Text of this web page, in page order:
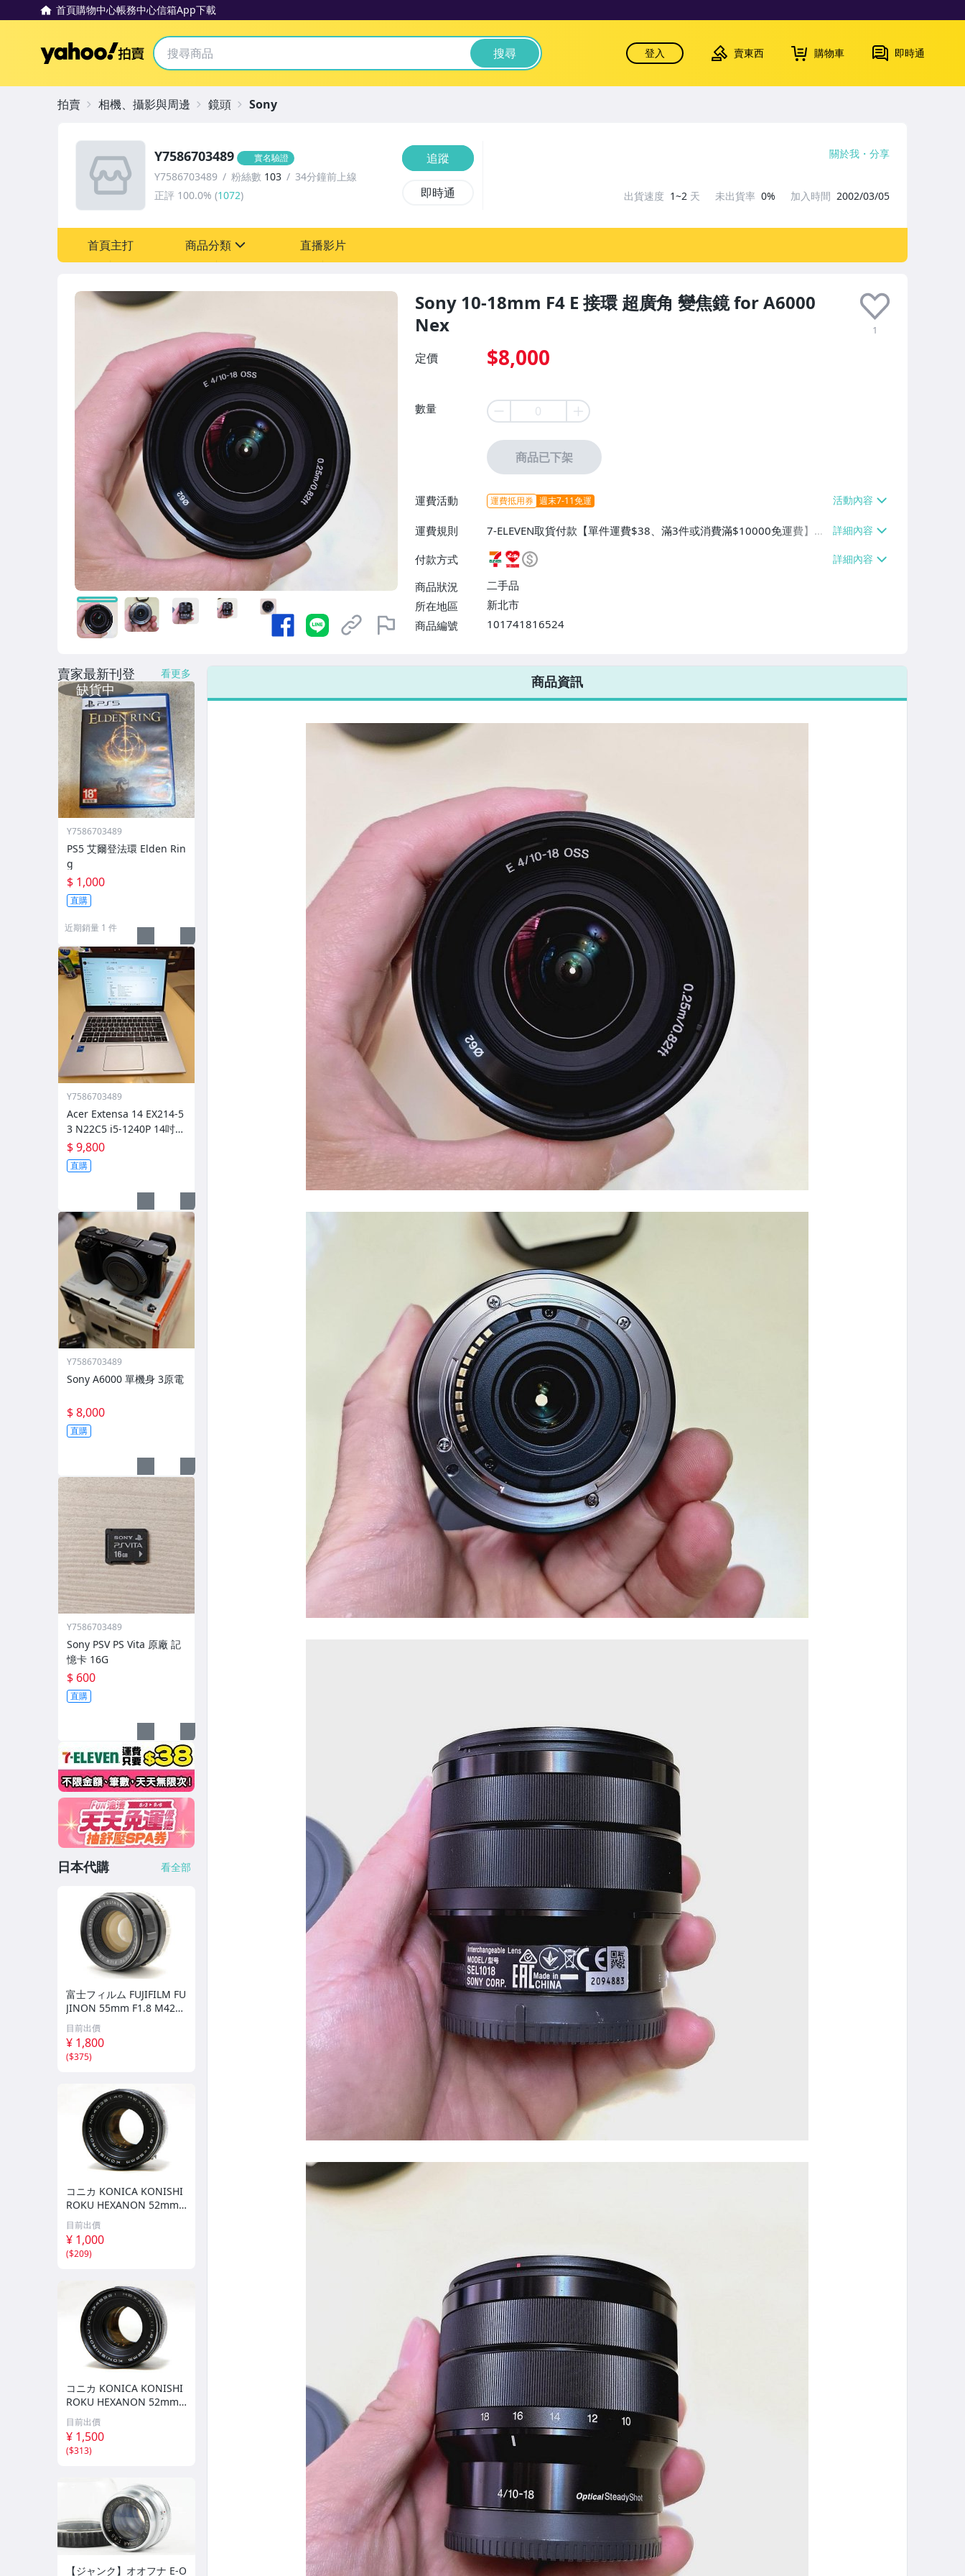
首頁購物中心帳務中心信箱App下載
Yahoo拍賣 搜尋 登入 賣東西 購物車 即時通
Sony 10-18mm F4 E 接環 超廣角 變焦鏡 for A6000
Nex
1
定價 $8,000
數量
商品已下架
運費活動 運費抵用券 週末7-11免運
運費規則
7-ELEVEN取貨付款【單件運費$38、滿3件或消費滿$10000免運費】、
萊爾富取貨付款【單件運費$60、滿3件或消費滿$20000免運費】、郵
局掛號【單件運費$60、滿3件或消費滿$20000免運費】
付款方式
商品狀況
二手品
所在地區
新北市
商品編號
101741816524
不限金額、筆數，筆筆優惠無限次！
Y7586703489 實名驗證
Y7586703489 粉絲數 103
34分鐘前上線
正評 100.0% (1072)
追蹤
即時通
關於我 分享
出貨速度 1~2 天 未出貨率 0% 加入時間 2002/03/05
首頁主打 商品分類
玩具、模型與公仔
男性精品與服飾
電腦、平板與周邊
相機、攝影與周邊
電玩遊戲與主機
運動、戶外與休閒
直播影片
拍賣 相機、攝影與周邊 鏡頭 Sony
商品資訊
賣家最新刊登 看更多
Y7586703489
PS5 艾爾登法環 Elden Rin
g
$ 1,000
直購
近期銷量 1 件
Y7586703489
Acer Extensa 14 EX214-5
3 N22C5 i5-1240P 14吋
筆電
$ 9,800
直購
Y7586703489
Sony A6000 單機身 3原電
$ 8,000
直購
Y7586703489
Sony PSV PS Vita 原廠 記
憶卡 16G
$ 600
直購
日本代購 看全部
富士フィルム FUJIFILM FU
JINON 55mm F1.8 M42マ
ウント フジノン #7616
目前出價
¥ 1,800
($375)
コニカ KONICA KONISHI
ROKU HEXANON 52mm F
1.8 #657-25
目前出價
¥ 1,000
($209)
コニカ KONICA KONISHI
ROKU HEXANON 52mm F
1.8 #657-24
目前出價
¥ 1,500
($313)
【ジャンク】オオフナ E-O